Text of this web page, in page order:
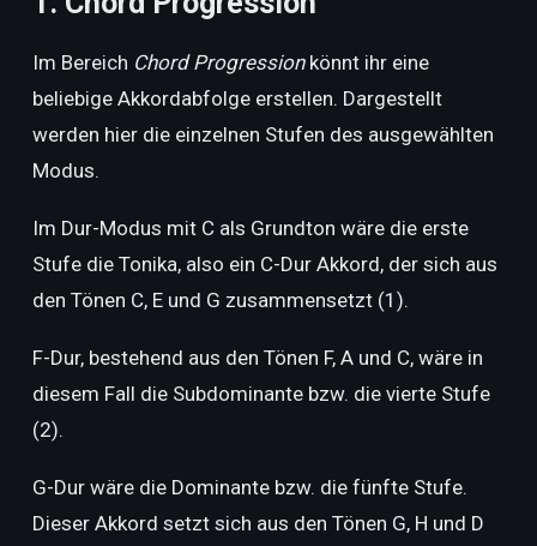
Im Bereich Chord Progressionkönnt ihr eine
beliebige Akkordabfolge erstellen. Dargestellt
werden hier die einzelnen Stufen des ausgewählten
Modus.
Im Dur-Modus mit C als Grundton wäre die erste
Stufe die Tonika, also ein C-Dur Akkord, der sich aus
den Tönen C, E und G zusammensetzt (1).
F-Dur, bestehend aus den Tönen F, A und C, wäre in
diesem Fall die Subdominante bzw. die vierte Stufe
(2).
G-Dur wäre die Dominante bzw. die fünfte Stufe.
Dieser Akkord setzt sich aus den Tönen G, H und D